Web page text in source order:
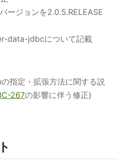
ージョンを2.0.5.RELEASE
data-jdbcについて記載
指定・拡張方法に関する説
267の影響に伴う修正)